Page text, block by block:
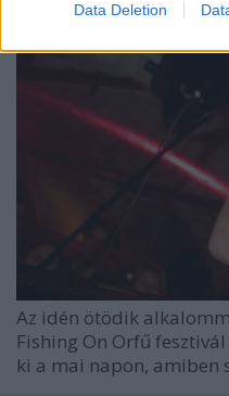
Data Deletion
Az idén ötödik
Fishing On Orfű
ki a mai napon, amiben